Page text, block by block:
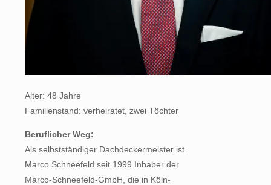
Alter: 48 Jahre
Familienstand: verheiratet, zwei Töchter
Beruflicher Weg:
Als selbstständiger Dachdeckermeister ist
Marco Schneefeld seit 1999 Inhaber der
Marco-Schneefeld-GmbH, die in Köln-